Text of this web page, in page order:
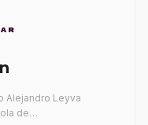
Alejandro Leyva
ola de…